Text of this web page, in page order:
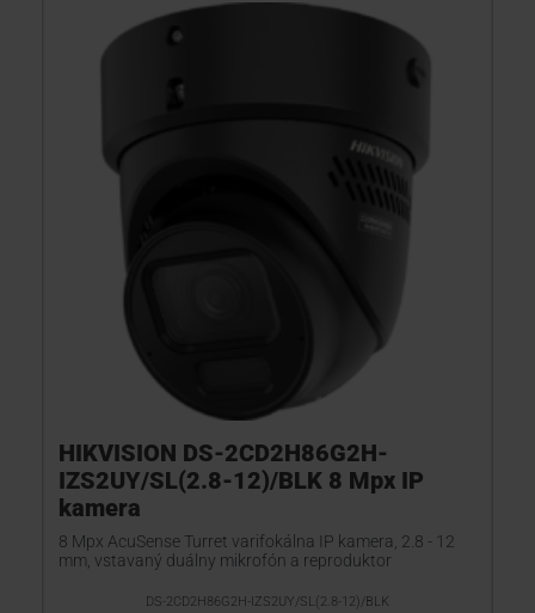
HIKVISION DS-2CD2H86G2H-
IZS2UY/SL(2.8-12)/BLK 8 Mpx IP
kamera
8 Mpx AcuSense Turret varifokálna IP kamera, 2.8 - 12
mm, vstavaný duálny mikrofón a reproduktor
DS-2CD2H86G2H-IZS2UY/SL(2.8-12)/BLK